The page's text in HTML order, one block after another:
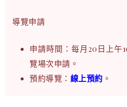
導覽申請
申請時間：每月20日上午
覽場次申請。
預約導覽： 線上預約 。